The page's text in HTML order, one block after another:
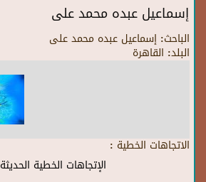
إسماعيل عبده محمد على
الباحث: إسماعيل عبده محمد على
البلد: القاهرة
الاتجاهات الخطية :
الإتجاهات الخطية الحديثة